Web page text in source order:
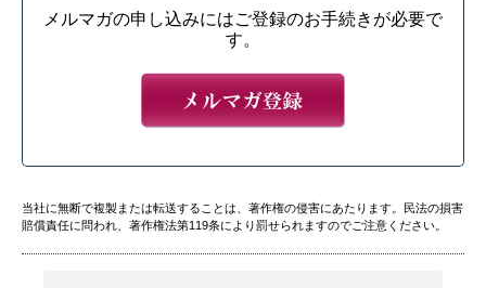
メルマガの申し込みにはご登録のお手続きが必要で
す。
当社に無断で複製または転送することは、著作権の侵害にあたります。民法の損害
賠償責任に問われ、著作権法第119条により罰せられますのでご注意ください。